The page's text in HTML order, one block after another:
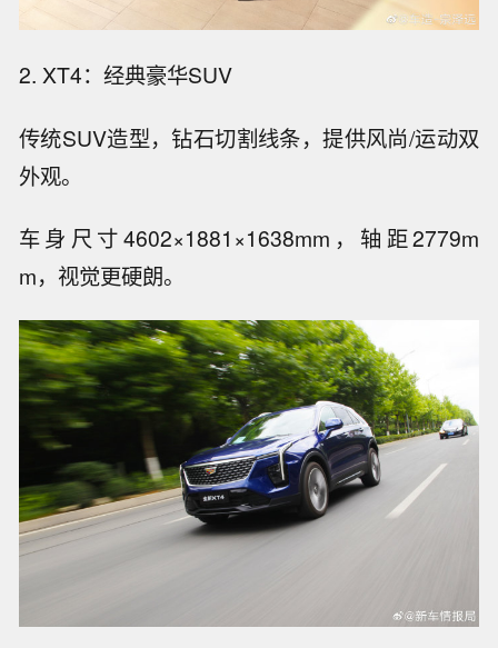
2. XT4：经典豪华SUV
传统SUV造型，钻石切割线条，提供风尚/运动双
外观。
车身尺寸4602×1881×1638mm，轴距2779m
m，视觉更硬朗。